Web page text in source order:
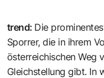
trend: Die
Sporrer, die in ihrem
österreichischen Weg
Gleichstellung gibt. In